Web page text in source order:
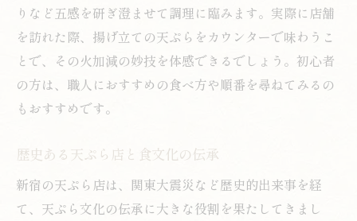
りなど五感を研ぎ澄ませて調理に臨みます。実際に店舗
を訪れた際、揚げ立ての天ぷらをカウンターで味わうこ
とで、その火加減の妙技を体感できるでしょう。初心者
の方は、職人におすすめの食べ方や順番を尋ねてみるの
もおすすめです。
歴史ある天ぷら店と食文化の伝承
新宿の天ぷら店は、関東大震災など歴史的出来事を経
て、天ぷら文化の伝承に大きな役割を果たしてきまし